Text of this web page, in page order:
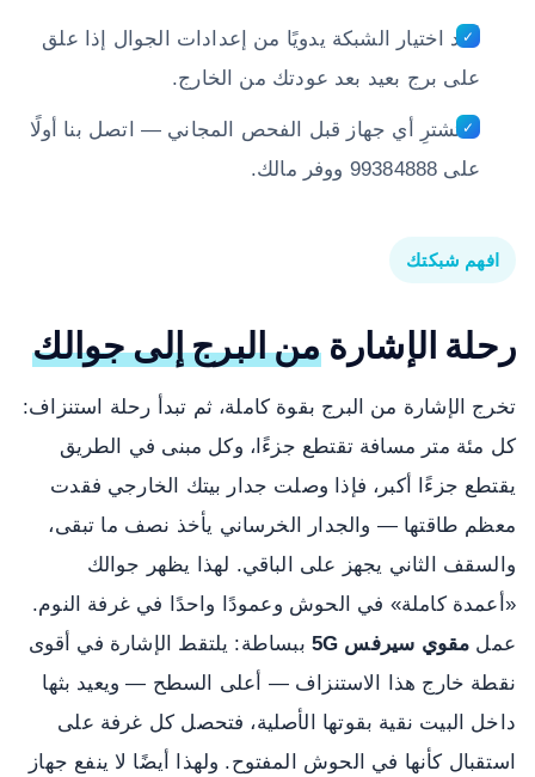
أعد اختيار الشبكة يدويًا من إعدادات الجوال إذا علق
على برج بعيد بعد عودتك من الخارج.
لا تشترِ أي جهاز قبل الفحص المجاني — اتصل بنا أولًا
على 99384888 ووفر مالك.
افهم شبكتك
رحلة الإشارةمن البرج إلى جوالك
تخرج الإشارة من البرج بقوة كاملة، ثم تبدأ رحلة استنزاف:
كل مئة متر مسافة تقتطع جزءًا، وكل مبنى في الطريق
يقتطع جزءًا أكبر، فإذا وصلت جدار بيتك الخارجي فقدت
معظم طاقتها — والجدار الخرساني يأخذ نصف ما تبقى،
والسقف الثاني يجهز على الباقي. لهذا يظهر جوالك
«أعمدة كاملة» في الحوش وعمودًا واحدًا في غرفة النوم.
عمل مقوي سيرفس 5G
ببساطة: يلتقط الإشارة في أقوى
نقطة خارج هذا الاستنزاف — أعلى السطح — ويعيد بثها
داخل البيت نقية بقوتها الأصلية، فتحصل كل غرفة على
استقبال كأنها في الحوش المفتوح. ولهذا أيضًا لا ينفع جهاز